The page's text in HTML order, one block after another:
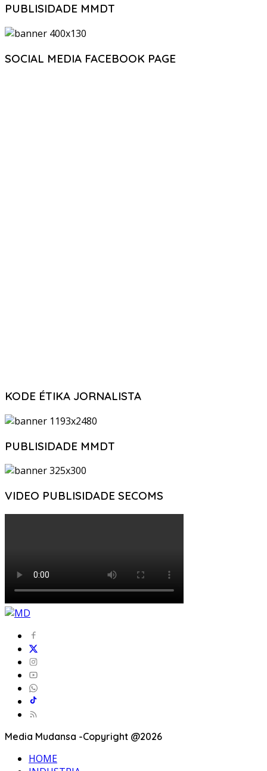
PUBLISIDADE MMDT
SOCIAL MEDIA FACEBOOK PAGE
KODE ÉTIKA JORNALISTA
PUBLISIDADE MMDT
VIDEO PUBLISIDADE SECOMS
Media Mudansa -Copyright @2026
HOME